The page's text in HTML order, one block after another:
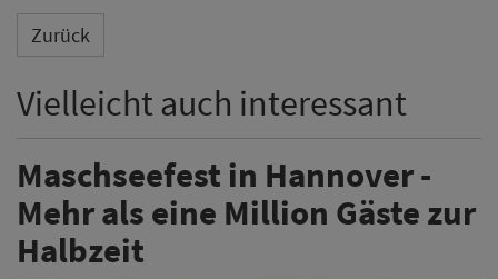
Zurück
Vielleicht auch interessant
Maschseefest in Hannover -
Mehr als eine Million Gäste zur
Halbzeit